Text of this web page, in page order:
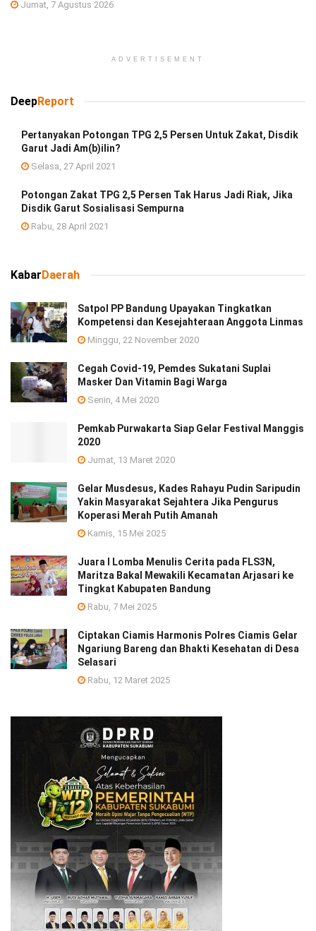
Jumat, 7 Agustus 2026
ADVERTISEMENT
DeepReport
Pertanyakan Potongan TPG 2,5 Persen Untuk Zakat, Disdik
Garut Jadi Am(b)ilin?
Selasa, 27 April 2021
Potongan Zakat TPG 2,5 Persen Tak Harus Jadi Riak, Jika
Disdik Garut Sosialisasi Sempurna
Rabu, 28 April 2021
KabarDaerah
Satpol PP Bandung Upayakan Tingkatkan
Kompetensi dan Kesejahteraan Anggota Linmas
Minggu, 22 November 2020
Cegah Covid-19, Pemdes Sukatani Suplai
Masker Dan Vitamin Bagi Warga
Senin, 4 Mei 2020
Pemkab Purwakarta Siap Gelar Festival Manggis
2020
Jumat, 13 Maret 2020
Gelar Musdesus, Kades Rahayu Pudin Saripudin
Yakin Masyarakat Sejahtera Jika Pengurus
Koperasi Merah Putih Amanah
Kamis, 15 Mei 2025
Juara I Lomba Menulis Cerita pada FLS3N,
Maritza Bakal Mewakili Kecamatan Arjasari ke
Tingkat Kabupaten Bandung
Rabu, 7 Mei 2025
Ciptakan Ciamis Harmonis Polres Ciamis Gelar
Ngariung Bareng dan Bhakti Kesehatan di Desa
Selasari
Rabu, 12 Maret 2025